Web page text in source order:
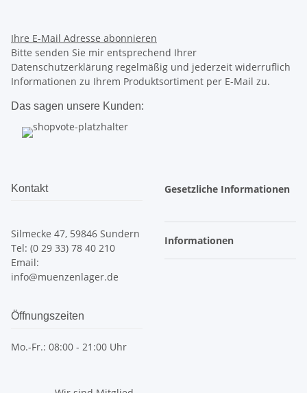
Ihre E-Mail Adresse abonnieren
Bitte senden Sie mir entsprechend Ihrer
Datenschutzerklärung regelmäßig und jederzeit widerruflich
Informationen zu Ihrem Produktsortiment per E-Mail zu.
Das sagen unsere Kunden:
Kontakt
Silmecke 47, 59846 Sundern
Tel: (0 29 33) 78 40 210
Email:
info@muenzenlager.de
Öffnungszeiten
Mo.-Fr.: 08:00 - 21:00 Uhr
Gesetzliche Informationen
Informationen